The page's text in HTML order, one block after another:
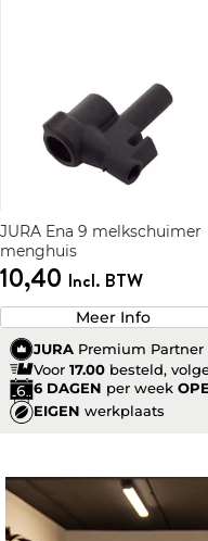
JURA Ena 9 melkschuimer
menghuis
10,40 Incl. BTW
Meer Info
JURA Premium Partner
Voor 17.00 besteld,
6 DAGEN per week
EIGEN werkplaats